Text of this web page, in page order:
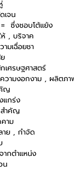
เจน
= ซึ่งชอบโต้แย้ง
ห้ , บริจาค
ามเฉื่อยชา
เศรษฐศาสตร์
ความงอกงาม , ผลิตภา
ญ
แกร่ง
สำคัญ
าม
าย , กำจัด
ากตำแหน่ง
น